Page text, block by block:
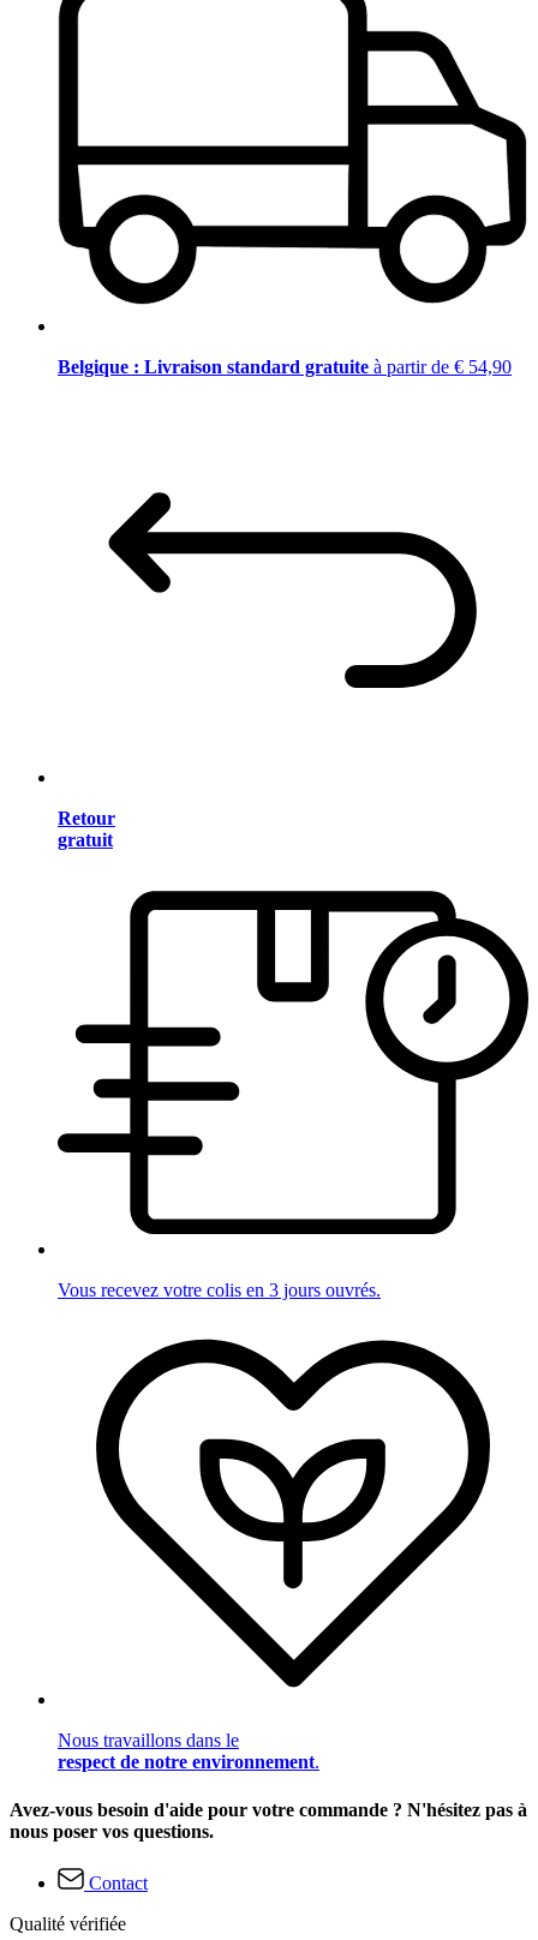
Belgique : Livraison standard gratuite à partir de € 54,90
Retour
gratuit
Vous recevez votre colis en 3 jours ouvrés.
Nous travaillons dans le
respect de notre environnement.
Avez-vous besoin d'aide pour votre commande ? N'hésitez pas à
nous poser vos questions.
Contact
Qualité vérifiée